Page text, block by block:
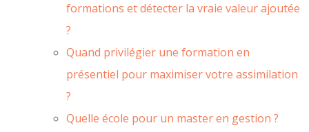
formations et détecter la vraie valeur ajoutée
?
Quand privilégier une formation en
présentiel pour maximiser votre assimilation
?
Quelle école pour un master en gestion ?